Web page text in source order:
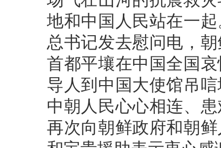
地和中国人民站在一
总书记发去慰问电，
首都平壤在中国全国
导人到中国大使馆吊
中朝人民心心相连、
再次向朝鲜政府和朝